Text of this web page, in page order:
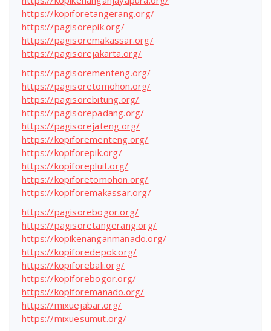
https://kopiforetangerang.org/
https://pagisorepik.org/
https://pagisoremakassar.org/
https://pagisorejakarta.org/
https://pagisorementeng.org/
https://pagisoretomohon.org/
https://pagisorebitung.org/
https://pagisorepadang.org/
https://pagisorejateng.org/
https://kopiforementeng.org/
https://kopiforepik.org/
https://kopiforepluit.org/
https://kopiforetomohon.org/
https://kopiforemakassar.org/
https://pagisorebogor.org/
https://pagisoretangerang.org/
https://kopikenanganmanado.org/
https://kopiforedepok.org/
https://kopiforebali.org/
https://kopiforebogor.org/
https://kopiforemanado.org/
https://mixuejabar.org/
https://mixuesumut.org/